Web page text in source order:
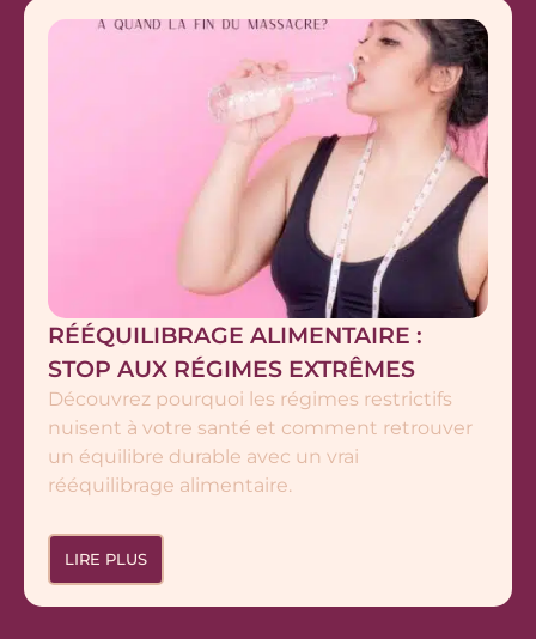
RÉÉQUILIBRAGE ALIMENTAIRE :
STOP AUX RÉGIMES EXTRÊMES
Découvrez pourquoi les régimes restrictifs
nuisent à votre santé et comment retrouver
un équilibre durable avec un vrai
rééquilibrage alimentaire.
LIRE PLUS